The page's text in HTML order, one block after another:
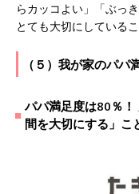
らカッコよい」「ぶっ
とても大切にしている
（５）我が家のパパ
パパ満足度は80％
間を大切にする」こ